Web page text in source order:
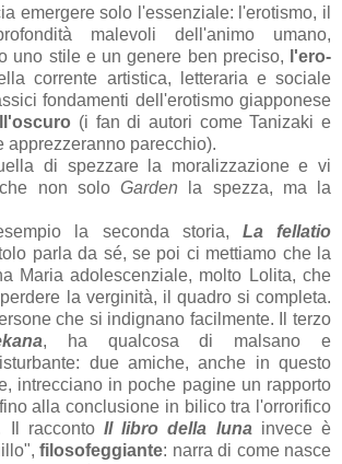
emergere solo l'essenziale: l'erotismo, il
malevoli dell'animo umano,
uno stile e un genere ben preciso,
l'ero-
corrente artistica, letteraria e sociale
fondamenti dell'erotismo giapponese
(i fan di autori come Tanizaki e
apprezzeranno parecchio).
di spezzare la moralizzazione e vi
che non soloGarden la spezza, ma la
la seconda storia, La fellatio
parla da sé, se poi ci mettiamo che la
Maria adolescenziale, molto Lolita, che
la verginità, il quadro si completa.
che si indignano facilmente. Il terzo
, ha qualcosa di malsano e
due amiche, anche in questo
intrecciano in poche pagine un rapporto
alla conclusione in bilico tra l'orrorifico
Il racconto Il libro della luna invece è
filosofeggiante: narra di come nasce